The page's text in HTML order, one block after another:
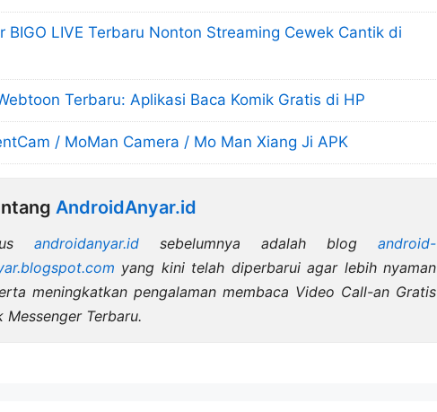
BIGO LIVE Terbaru Nonton Streaming Cewek Cantik di
Terbaru: Aplikasi Baca Komik Gratis di HP
/ MoMan Camera / Mo Man Xiang Ji APK
AndroidAnyar.id
androidanyar.idsebelumnya adalah blogandroid-
yang kini telah diperbarui agar lebih nyaman
meningkatkan pengalaman membaca Video Call-an Gratis
Messenger Terbaru.